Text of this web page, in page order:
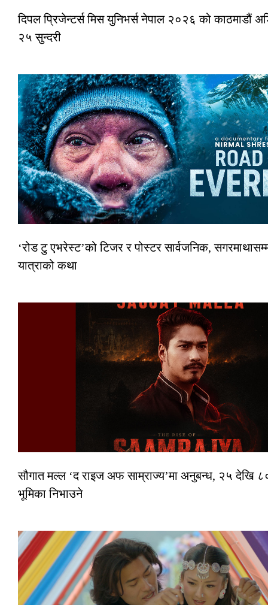
दिपल प्रिजेन्टर्स मिस युनिभर्स नेपाल २०२६ को काठमाडौं
२५ सुन्दरी
‘रोड टु एभरेस्ट’को टिजर र पोस्टर सार्वजनिक,
यात्राको कथा
सौगात मल्ल ‘द राइज अफ साम्राज्य’मा अनुबन्ध, २५ देखि
भूमिका निभाउने